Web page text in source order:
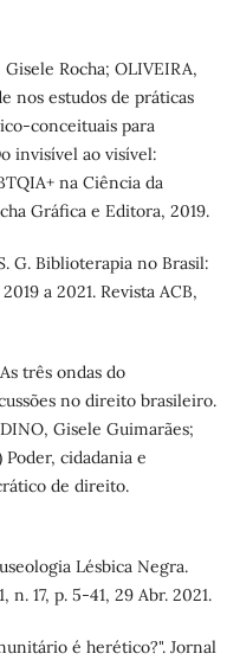
Rocha; OLIVEIRA,
nos estudos de práticas
conceituais para
invisível ao visível:
na Ciência da
Gráfica e Editora, 2019.
G. Biblioterapia no Brasil:
a 2021. Revista ACB,
três ondas do
no direito brasileiro.
Gisele Guimarães;
cidadania e
de direito.
Lésbica Negra.
n. 17, p. 5-41, 29 Abr. 2021.
é herético?". Jornal